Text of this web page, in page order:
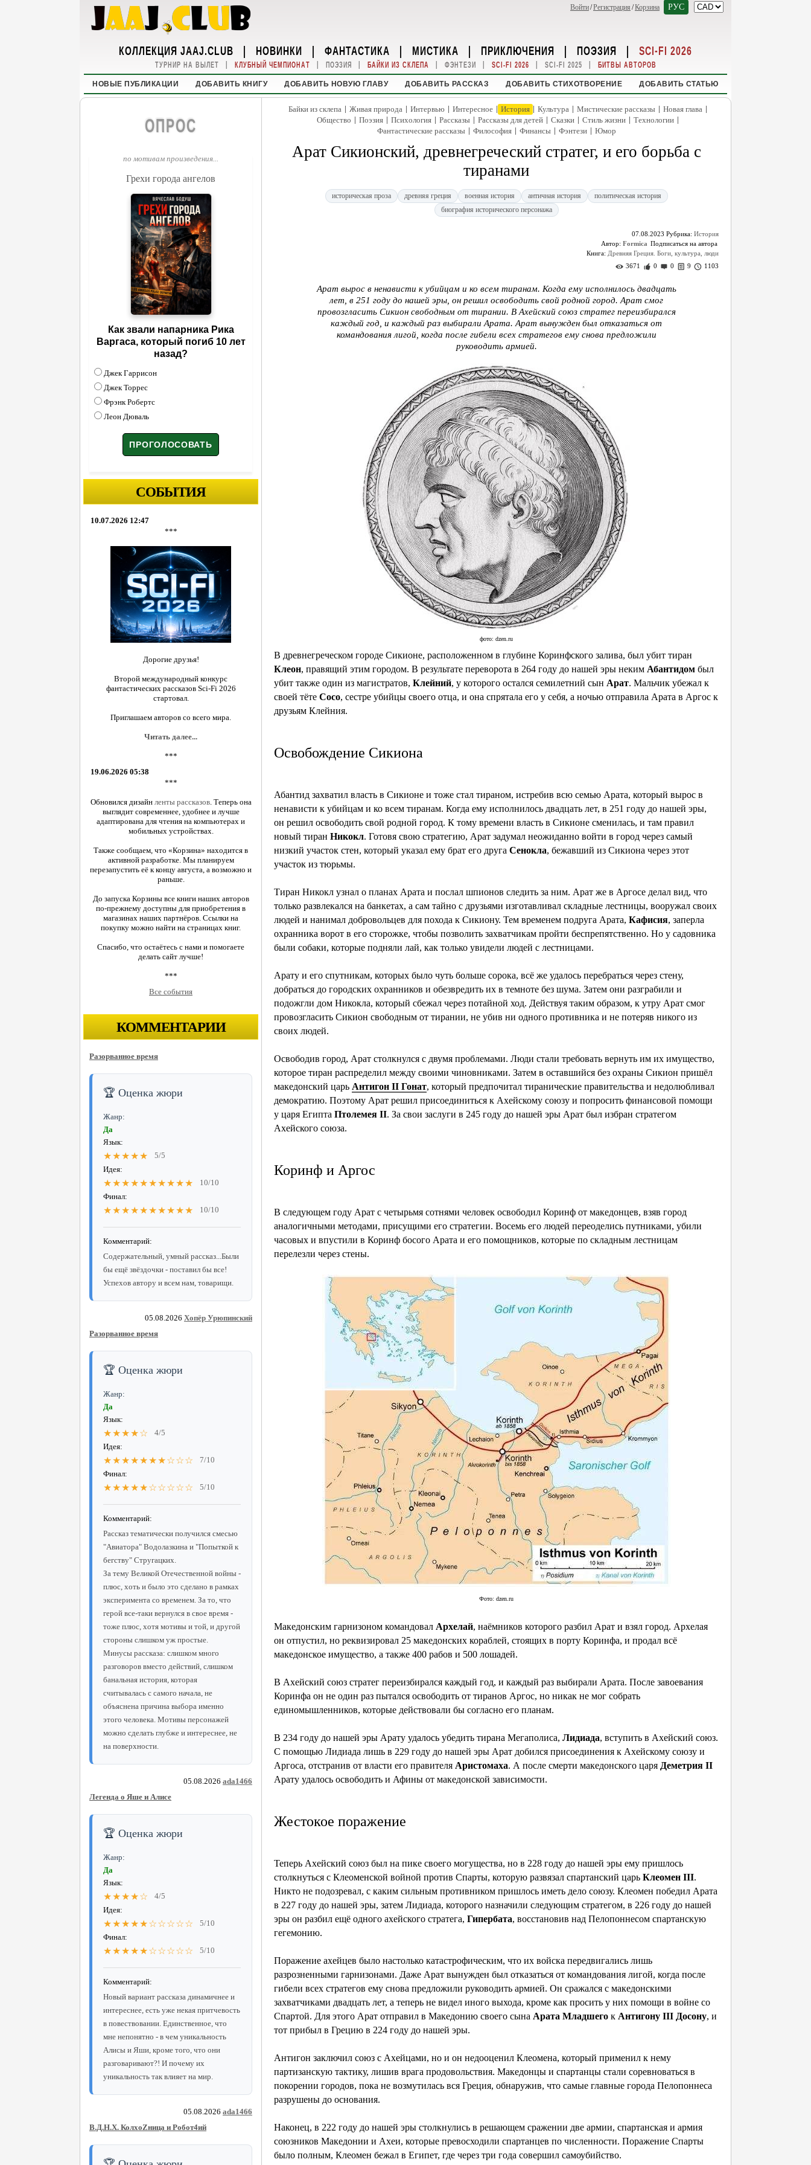
Войти/Регистрация /Корзина РУС
КОЛЛЕКЦИЯ JAAJ.CLUB | НОВИНКИ | ФАНТАСТИКА | МИСТИКА | ПРИКЛЮЧЕНИЯ | ПОЭЗИЯ | SCI-FI 2026
ТУРНИР НА ВЫЛЕТ | КЛУБНЫЙ ЧЕМПИОНАТ | ПОЭЗИЯ | БАЙКИ ИЗ СКЛЕПА | ФЭНТЕЗИ | SCI-FI 2026 | SCI-FI 2025 | БИТВЫ АВТОРОВ
НОВЫЕ ПУБЛИКАЦИИ ДОБАВИТЬ КНИГУ ДОБАВИТЬ НОВУЮ ГЛАВУ ДОБАВИТЬ РАССКАЗ ДОБАВИТЬ СТИХОТВОРЕНИЕ ДОБАВИТЬ СТАТЬЮ
ОПРОС
по мотивам произведения...
Грехи города ангелов
Как звали напарника Рика
Варгаса, который погиб 10 лет
назад?
Джек Гаррисон
Джек Торрес
Фрэнк Робертс
Леон Дюваль
СОБЫТИЯ
10.07.2026 12:47
***
Дорогие друзья!
Второй международный конкурс
фантастических рассказов Sci-Fi 2026
стартовал.
Приглашаем авторов со всего мира.
Читать далее...
***
19.06.2026 05:38
***
Обновился дизайн ленты рассказов. Теперь она
выглядит современнее, удобнее и лучше
адаптирована для чтения на компьютерах и
мобильных устройствах.
Также сообщаем, что «Корзина» находится в
активной разработке. Мы планируем
перезапустить её к концу августа, а возможно и
раньше.
До запуска Корзины все книги наших авторов
по-прежнему доступны для приобретения в
магазинах наших партнёров. Ссылки на
покупку можно найти на страницах книг.
Спасибо, что остаётесь с нами и помогаете
делать сайт лучше!
***
Все события
КОММЕНТАРИИ
Разорванное время
🏆 Оценка жюри
Жанр:
Да
Язык:
★★★★★
5/5
Идея:
★★★★★★★★★★
10/10
Финал:
★★★★★★★★★★ 10/10
Комментарий:
Содержательный, умный рассказ...Были
бы ещё звёздочки - поставил бы все!
Успехов автору и всем нам, товарищи.
05.08.2026 Хопёр Урюпинский
Разорванное время
🏆 Оценка жюри
Жанр:
Да
Язык:
★★★★☆
4/5
Идея:
★★★★★★★☆☆☆
7/10
Финал:
★★★★★☆☆☆☆☆ 5/10
Комментарий:
Рассказ тематически получился смесью
"Авиатора" Водолазкина и "Попыткой к
бегству" Стругацких.
За тему Великой Отечественной войны -
плюс, хоть и было это сделано в рамках
эксперимента со временем. За то, что
герой все-таки вернулся в свое время -
тоже плюс, хотя мотивы и той, и другой
стороны слишком уж простые.
Минусы рассказа: слишком много
разговоров вместо действий, слишком
банальная история, которая
считывалась с самого начала, не
объяснена причина выбора именно
этого человека. Мотивы персонажей
можно сделать глубже и интереснее, не
на поверхности.
05.08.2026 ada1466
Легенда о Яше и Алисе
🏆 Оценка жюри
Жанр:
Да
Язык:
★★★★☆
4/5
Идея:
★★★★★☆☆☆☆☆
5/10
Финал:
★★★★★☆☆☆☆☆ 5/10
Комментарий:
Новый вариант рассказа динамичнее и
интереснее, есть уже некая притчевость
в повествовании. Единственное, что
мне непонятно - в чем уникальность
Алисы и Яши, кроме того, что они
разговаривают?! И почему их
уникальность так влияет на мир.
05.08.2026 ada1466
В.Д.Н.Х. КолхоZница и Робот4ий
Байки из склепа | Живая природа | Интервью | Интересное | История | Культура | Мистические рассказы | Новая глава |
Общество | Поэзия | Психология | Рассказы | Рассказы для детей | Сказки | Стиль жизни | Технологии |
Фантастические рассказы | Философия | Финансы | Фэнтези | Юмор
Арат Сикионский, древнегреческий стратег, и его борьба с
тиранами
историческая проза древняя греция военная история античная история
политическая история
биография исторического персонажа
07.08.2023 Рубрика: История
Автор: Formica
Книга: Древняя Греция. Боги, культура, люди
3671
0 0 9 1103
Арат вырос в ненависти к убийцам и ко всем тиранам. Когда ему исполнилось двадцать
лет, в 251 году до нашей эры, он решил освободить свой родной город. Арат смог
провозгласить Сикион свободным от тирании. В Ахейский союз стратег переизбирался
каждый год, и каждый раз выбирали Арата. Арат вынужден был отказаться от
командования лигой, когда после гибели всех стратегов ему снова предложили
руководить армией.
фото: dzen.ru
В древнегреческом городе Сикионе, расположенном в глубине Коринфского залива, был убит тиран
Клеон, правящий этим городом. В результате переворота в 264 году до нашей эры неким Абантидом был
убит также один из магистратов, Клейний, у которого остался семилетний сын Арат. Мальчик убежал к
своей тёте Сосо, сестре убийцы своего отца, и она спрятала его у себя, а ночью отправила Арата в Аргос к
друзьям Клейния.
Освобождение Сикиона
Абантид захватил власть в Сикионе и тоже стал тираном, истребив всю семью Арата, который вырос в
ненависти к убийцам и ко всем тиранам. Когда ему исполнилось двадцать лет, в 251 году до нашей эры,
он решил освободить свой родной город. К тому времени власть в Сикионе сменилась, и там правил
новый тиран Никокл. Готовя свою стратегию, Арат задумал неожиданно войти в город через самый
низкий участок стен, который указал ему брат его друга Сенокла, бежавший из Сикиона через этот
участок из тюрьмы.
Тиран Никокл узнал о планах Арата и послал шпионов следить за ним. Арат же в Аргосе делал вид, что
только развлекался на банкетах, а сам тайно с друзьями изготавливал складные лестницы, вооружал своих
людей и нанимал добровольцев для похода к Сикиону. Тем временем подруга Арата, Кафисия, заперла
охранника ворот в его сторожке, чтобы позволить захватчикам пройти беспрепятственно. Но у садовника
были собаки, которые подняли лай, как только увидели людей с лестницами.
Арату и его спутникам, которых было чуть больше сорока, всё же удалось перебраться через стену,
добраться до городских охранников и обезвредить их в темноте без шума. Затем они разграбили и
подожгли дом Никокла, который сбежал через потайной ход. Действуя таким образом, к утру Арат смог
провозгласить Сикион свободным от тирании, не убив ни одного противника и не потеряв никого из
своих людей.
Освободив город, Арат столкнулся с двумя проблемами. Люди стали требовать вернуть им их имущество,
которое тиран распределил между своими чиновниками. Затем в оставшийся без охраны Сикион пришёл
македонский царь Антигон II Гонат, который предпочитал тиранические правительства и недолюбливал
демократию. Поэтому Арат решил присоединиться к Ахейскому союзу и попросить финансовой помощи
у царя Египта Птолемея II. За свои заслуги в 245 году до нашей эры Арат был избран стратегом
Ахейского союза.
Коринф и Аргос
В следующем году Арат с четырьмя сотнями человек освободил Коринф от македонцев, взяв город
аналогичными методами, присущими его стратегии. Восемь его людей переоделись путниками, убили
часовых и впустили в Коринф босого Арата и его помощников, которые по складным лестницам
перелезли через стены.
Фото: dzen.ru
Македонским гарнизоном командовал Архелай, наёмников которого разбил Арат и взял город. Архелая
он отпустил, но реквизировал 25 македонских кораблей, стоящих в порту Коринфа, и продал всё
македонское имущество, а также 400 рабов и 500 лошадей.
В Ахейский союз стратег переизбирался каждый год, и каждый раз выбирали Арата. После завоевания
Коринфа он не один раз пытался освободить от тиранов Аргос, но никак не мог собрать
единомышленников, которые действовали бы согласно его планам.
В 234 году до нашей эры Арату удалось убедить тирана Мегаполиса, Лидиада, вступить в Ахейский союз.
С помощью Лидиада лишь в 229 году до нашей эры Арат добился присоединения к Ахейскому союзу и
Аргоса, отстранив от власти его правителя Аристомаха. А после смерти македонского царя Деметрия II
Арату удалось освободить и Афины от македонской зависимости.
Жестокое поражение
Теперь Ахейский союз был на пике своего могущества, но в 228 году до нашей эры ему пришлось
столкнуться с Клеоменской войной против Спарты, которую развязал спартанский царь Клеомен III.
Никто не подозревал, с каким сильным противником пришлось иметь дело союзу. Клеомен победил Арата
в 227 году до нашей эры, затем Лидиада, которого назначили следующим стратегом, в 226 году до нашей
эры он разбил ещё одного ахейского стратега, Гипербата, восстановив над Пелопоннесом спартанскую
гегемонию.
Поражение ахейцев было настолько катастрофическим, что их войска передвигались лишь
разрозненными гарнизонами. Даже Арат вынужден был отказаться от командования лигой, когда после
гибели всех стратегов ему снова предложили руководить армией. Он сражался с македонскими
захватчиками двадцать лет, а теперь не видел иного выхода, кроме как просить у них помощи в войне со
Спартой. Для этого Арат отправил в Македонию своего сына Арата Младшего к Антигону III Досону, и
тот прибыл в Грецию в 224 году до нашей эры.
Антигон заключил союз с Ахейцами, но и он недооценил Клеомена, который применил к нему
партизанскую тактику, лишив врага продовольствия. Македонцы и спартанцы стали соревноваться в
покорении городов, пока не возмутилась вся Греция, обнаружив, что самые главные города Пелопоннеса
разрушены до основания.
Наконец, в 222 году до нашей эры столкнулись в решающем сражении две армии, спартанская и армия
союзников Македонии и Ахеи, которые превосходили спартанцев по численности. Поражение Спарты
было полным, Клеомен бежал в Египет, где через три года совершил самоубийство.